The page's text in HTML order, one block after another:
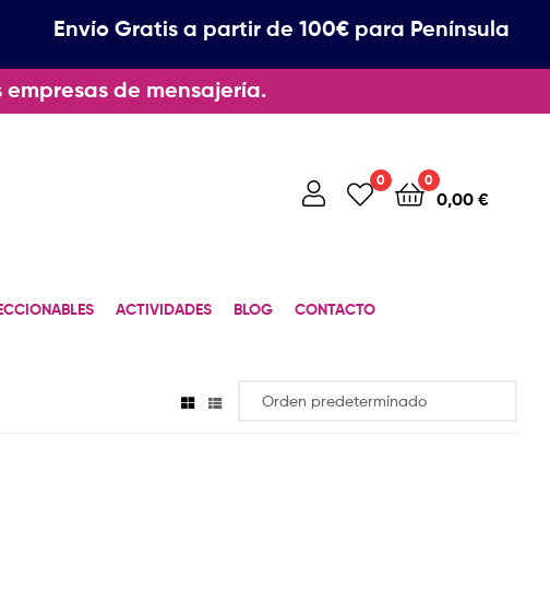
Envío Gratis a partir de 100€ para Península
de mensajería.
0 0
0,00€
ACTIVIDADES BLOG CONTACTO